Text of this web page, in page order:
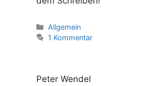
Kategorien
Allgemein
1 Kommentar
Peter Wendel